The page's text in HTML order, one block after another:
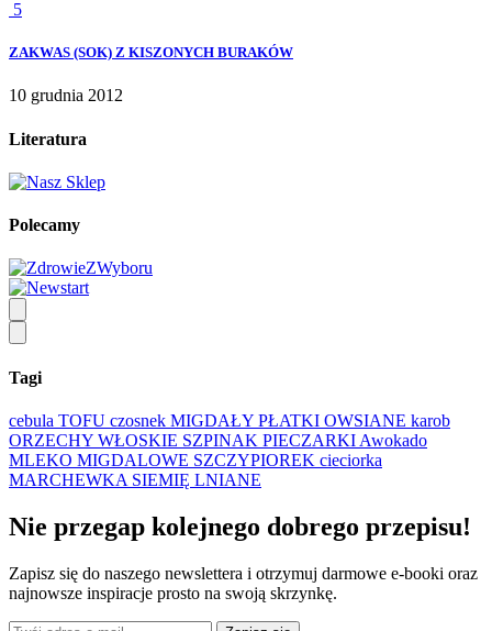
5
ZAKWAS (SOK) Z KISZONYCH BURAKÓW
10 grudnia 2012
Literatura
Polecamy
Tagi
cebula TOFU czosnek MIGDAŁY PŁATKI OWSIANE karob
ORZECHY WŁOSKIE SZPINAK PIECZARKI Awokado
MLEKO MIGDALOWE SZCZYPIOREK cieciorka
MARCHEWKA SIEMIĘ LNIANE
Nie przegap kolejnego dobrego przepisu!
Zapisz się do naszego newslettera i otrzymuj darmowe e-booki oraz
najnowsze inspiracje prosto na swoją skrzynkę.